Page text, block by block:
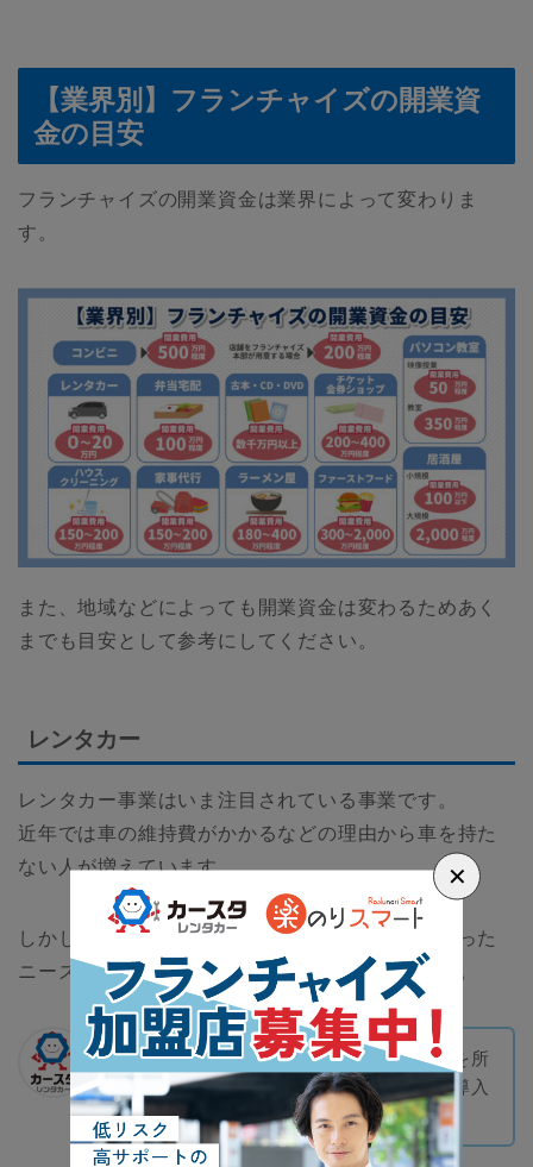
【業界別】フランチャイズの開業資
金の目安
フランチャイズの開業資金は業界によって変わりま
す。
また、地域などによっても開業資金は変わるためあく
までも目安として参考にしてください。
レンタカー
レンタカー事業はいま注目されている事業です。
近年では車の維持費がかかるなどの理由から車を持た
ない人が増えています。
しかし、週末やレジャーのときだけ使いたいといった
ニーズにマッチしているのがレンタカー事業です。
開業資金は比較的安く、すでに自動車を所
有している場合は、加盟金、システム導入
費、研修費のみ必要となります。
✕